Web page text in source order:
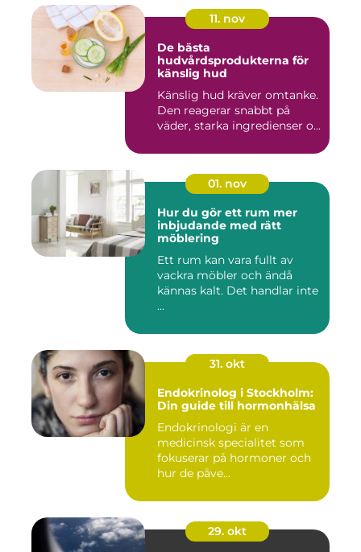
11. nov
De bästa
hudvårdsprodukterna för
känslig hud
Känslig hud kräver omtanke.
Den reagerar snabbt på
väder, starka ingredienser o...
01. nov
Hur du gör ett rum mer
inbjudande med rätt
möblering
Ett rum kan vara fullt av
vackra möbler och ändå
kännas kalt. Det handlar inte
...
31. okt
Endokrinolog i Stockholm:
Din guide till hormonhälsa
Endokrinologi är en
medicinsk specialitet som
fokuserar på hormoner och
hur de påve...
29. okt